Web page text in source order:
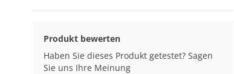
Produkt bewerten
Haben Sie dieses Produkt getestet? Sagen
Sie uns Ihre Meinung